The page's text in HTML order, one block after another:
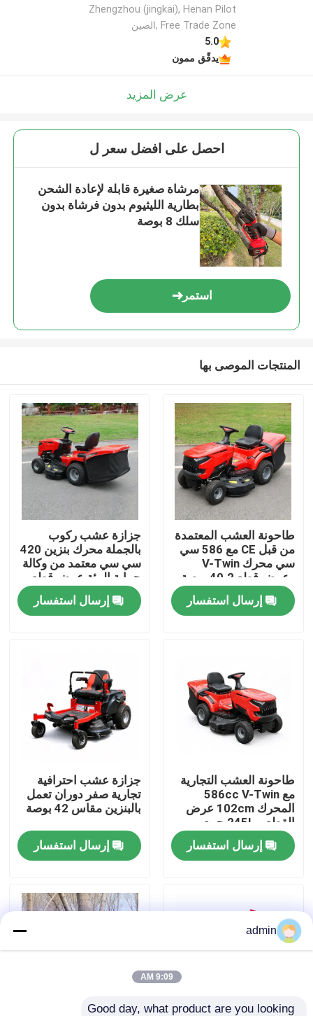
المنزل
فيديوهات
حولنا
عرض المصنع
اتصل بنا
بالمنشار البنزين
منشار كهربائي
Zhengzhou (jingkai), Henan Pilot
Free Trade Zone ,الصين
5.0
يدقّق ممون
عرض المزيد
احصل على افضل سعر ل
مرشاة صغيرة قابلة لإعادة الشحن
بطارية الليثيوم بدون فرشاة بدون
سلك 8 بوصة
استمر
المنتجات الموصى بها
طاحونة العشب المعتمدة
من قبل CE مع 586 سي
سي محرك V-Twin
وعرض قطع 40.2 بوصة
مصطاد العشب
إرسال استفسار
جزازة عشب ركوب
بالجملة محرك بنزين 420
سي سي معتمد من وكالة
حماية البيئة عرض قطع
38 بوصة دعم مصنعي
المعدات الأصلية
إرسال استفسار
طاحونة العشب التجارية
مع 586cc V-Twin
المحرك 102cm عرض
القطع و 245L جمع
العشب
إرسال استفسار
جزازة عشب احترافية
تجارية صفر دوران تعمل
بالبنزين مقاس 42 بوصة
إرسال استفسار
admin
9:09 AM
Good day, what product are you looking